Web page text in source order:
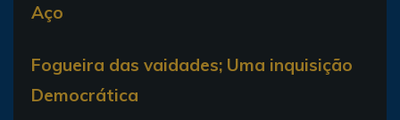
Aço
Fogueira das vaidades; Uma inquisição
Democrática